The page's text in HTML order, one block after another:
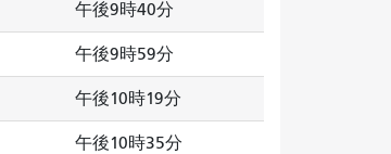
午後9時40分
午後9時59分
午後10時19分
午後10時35分